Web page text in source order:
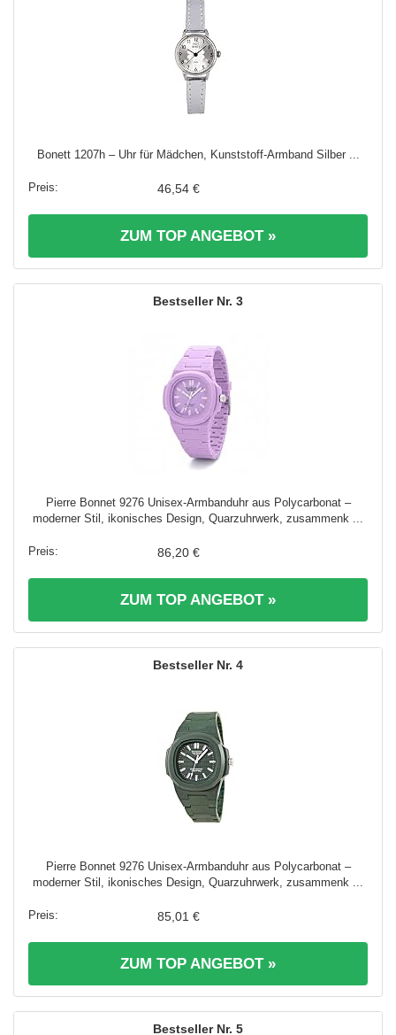
Bonett 1207h – Uhr für Mädchen, Kunststoff-Armband Silber ...
46,54 €
ZUM TOP ANGEBOT »
3
Pierre Bonnet 9276 Unisex-Armbanduhr aus Polycarbonat –
moderner Stil, ikonisches Design, Quarzuhrwerk, zusammenk ...
86,20 €
ZUM TOP ANGEBOT »
4
Pierre Bonnet 9276 Unisex-Armbanduhr aus Polycarbonat –
moderner Stil, ikonisches Design, Quarzuhrwerk, zusammenk ...
85,01 €
ZUM TOP ANGEBOT »
5